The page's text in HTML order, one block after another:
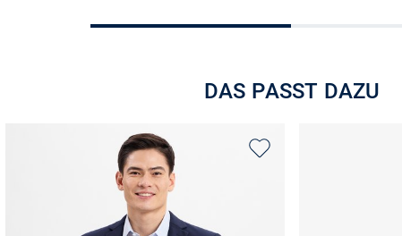
Größe auswählen
DAS PASST DAZU